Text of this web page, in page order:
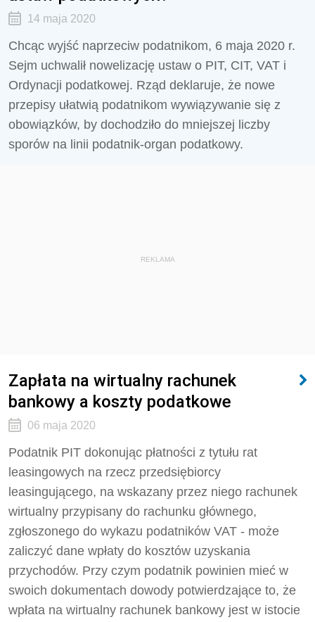
14 maja 2020
Chcąc wyjść naprzeciw podatnikom, 6 maja 2020 r.
Sejm uchwalił nowelizację​ ustaw o PIT, CIT, VAT i
Ordynacji podatkowej. Rząd deklaruje, że nowe
przepisy ułatwią podatnikom wywiązywanie się z
obowiązków, by dochodziło do mniejszej liczby
sporów na linii podatnik-organ podatkowy.
REKLAMA
Zapłata na wirtualny rachunek
bankowy a koszty podatkowe
06 maja 2020
Podatnik PIT dokonując płatności z tytułu rat
leasingowych na rzecz przedsiębiorcy
leasingującego, na wskazany przez niego rachunek
wirtualny przypisany do rachunku głównego,
zgłoszonego do wykazu podatników VAT - może
zaliczyć dane wpłaty do kosztów uzyskania
przychodów. Przy czym podatnik powinien mieć w
swoich dokumentach dowody potwierdzające to, że
wpłata na wirtualny rachunek bankowy jest w istocie